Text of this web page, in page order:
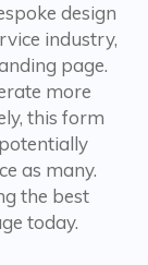
design
industry,
page.
more
this form
as many.
the best
today.